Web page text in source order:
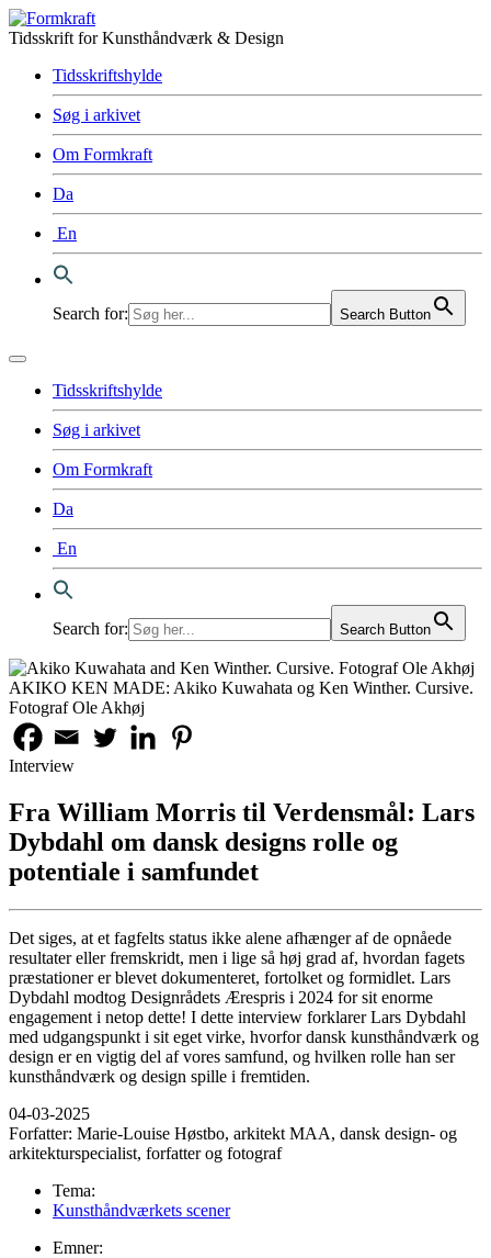
Tidsskrift for Kunsthåndværk & Design
Tidsskriftshylde
Søg i arkivet
Om Formkraft
Da
En
Search for: Search Button
Tidsskriftshylde
Søg i arkivet
Om Formkraft
Da
En
Search for: Search Button
AKIKO KEN MADE: Akiko Kuwahata og Ken Winther. Cursive.
Fotograf Ole Akhøj
Interview
Fra William Morris til Verdensmål: Lars
Dybdahl om dansk designs rolle og
potentiale i samfundet
Det siges, at et fagfelts status ikke alene afhænger af de opnåede
resultater eller fremskridt, men i lige så høj grad af, hvordan fagets
præstationer er blevet dokumenteret, fortolket og formidlet. Lars
Dybdahl modtog Designrådets Ærespris i 2024 for sit enorme
engagement i netop dette! I dette interview forklarer Lars Dybdahl
med udgangspunkt i sit eget virke, hvorfor dansk kunsthåndværk og
design er en vigtig del af vores samfund, og hvilken rolle han ser
kunsthåndværk og design spille i fremtiden.
04-03-2025
Forfatter: Marie-Louise Høstbo, arkitekt MAA, dansk design- og
arkitekturspecialist, forfatter og fotograf
Tema:
Kunsthåndværkets scener
Emner: